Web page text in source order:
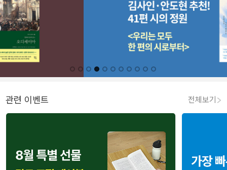
관련 이벤트 전체보기